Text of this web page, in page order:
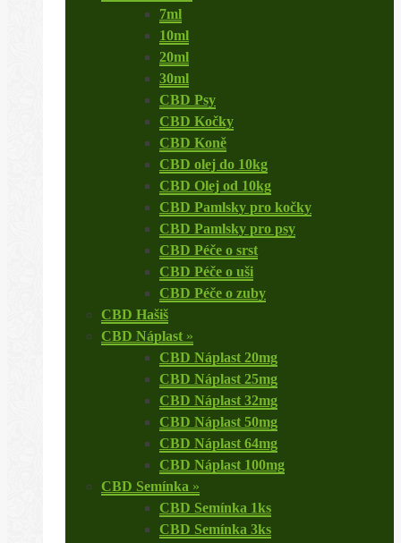
7ml
10ml
20ml
30ml
CBD Psy
CBD Kočky
CBD Koně
CBD olej do 10kg
CBD Olej od 10kg
CBD Pamlsky pro kočky
CBD Pamlsky pro psy
CBD Péče o srst
CBD Péče o uši
CBD Péče o zuby
CBD Hašiš
CBD Náplast »
CBD Náplast 20mg
CBD Náplast 25mg
CBD Náplast 32mg
CBD Náplast 50mg
CBD Náplast 64mg
CBD Náplast 100mg
CBD Semínka »
CBD Semínka 1ks
CBD Semínka 3ks